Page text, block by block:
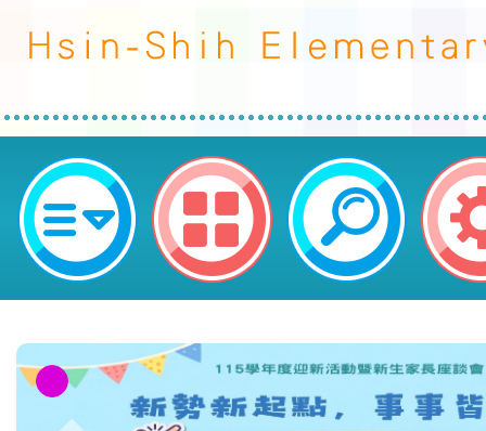
主旨： 有關本局辦理115年度「校
育教學模組撰寫實務」北區工作坊
115年度防災基礎建置學校務必派
本市各級學校教師踴躍報名，詳如